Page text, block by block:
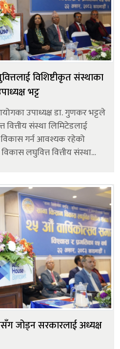
विशिष्टीकृत संस्थाका
भट्ट
उपाध्यक्ष डा. गुणकर भट्टले
वित्तीय संस्था लिमिटेडलाई
गर्न आवश्यक रहेको
जोड्न सरकारलाई अध्यक्ष